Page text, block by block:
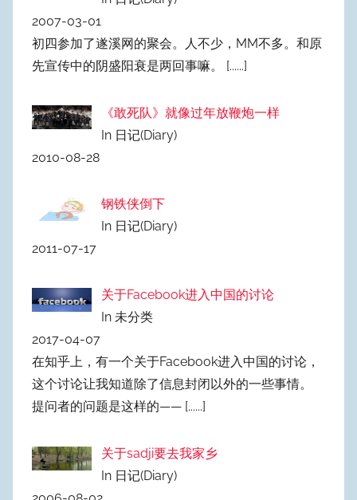
2007-03-01
初四参加了遂溪网的聚会。人不少，MM不多。和原
先宣传中的阴盛阳衰是两回事嘛。
[......]
《敢死队》就像过年放鞭炮一样
In 日记(Diary)
2010-08-28
钢铁侠倒下
In 日记(Diary)
2011-07-17
关于Facebook进入中国的讨论
In 未分类
2017-04-07
在知乎上，有一个关于Facebook进入中国的讨论，
这个讨论让我知道除了信息封闭以外的一些事情。
提问者的问题是这样的—— [......]
关于sadji要去我家乡
In 日记(Diary)